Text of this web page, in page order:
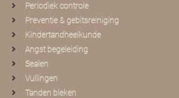
Periodiek controle
Preventie & gebitsreiniging
Kindertandheelkunde
Angst begeleiding
Sealen
Vullingen
Tanden bleken